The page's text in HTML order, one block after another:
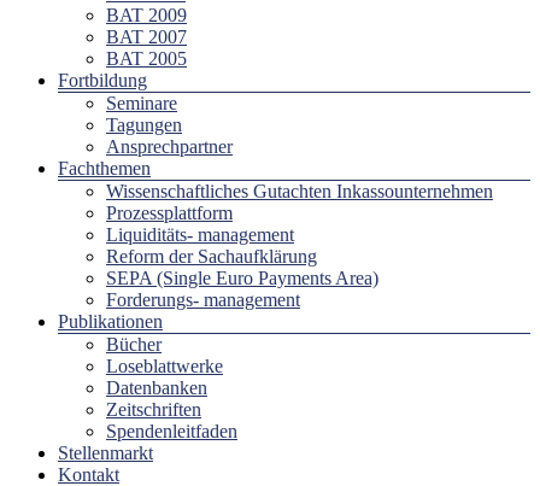
BAT 2009
BAT 2007
BAT 2005
Fortbildung
Seminare
Tagungen
Ansprechpartner
Fachthemen
Wissenschaftliches Gutachten Inkassounternehmen
Prozessplattform
Liquiditäts- management
Reform der Sachaufklärung
SEPA (Single Euro Payments Area)
Forderungs- management
Publikationen
Bücher
Loseblattwerke
Datenbanken
Zeitschriften
Spendenleitfaden
Stellenmarkt
Kontakt